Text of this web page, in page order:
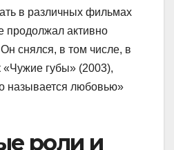
в различных фильмах
продолжал активно
снялся, в том числе, в
«Чужие губы» (2003),
называется любовью»
роли и